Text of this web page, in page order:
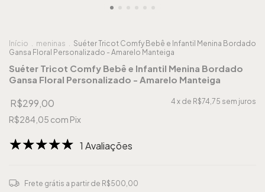
Início . meninas . Suéter Tricot Comfy Bebê e Infantil Menina Bordado
Gansa Floral Personalizado - Amarelo Manteiga
Suéter Tricot Comfy Bebê e Infantil Menina Bordado
Gansa Floral Personalizado - Amarelo Manteiga
R$299,00 4 x de R$74,75 sem juros
R$284,05 com Pix
1 Avaliações
Frete grátis a partir de R$500,00